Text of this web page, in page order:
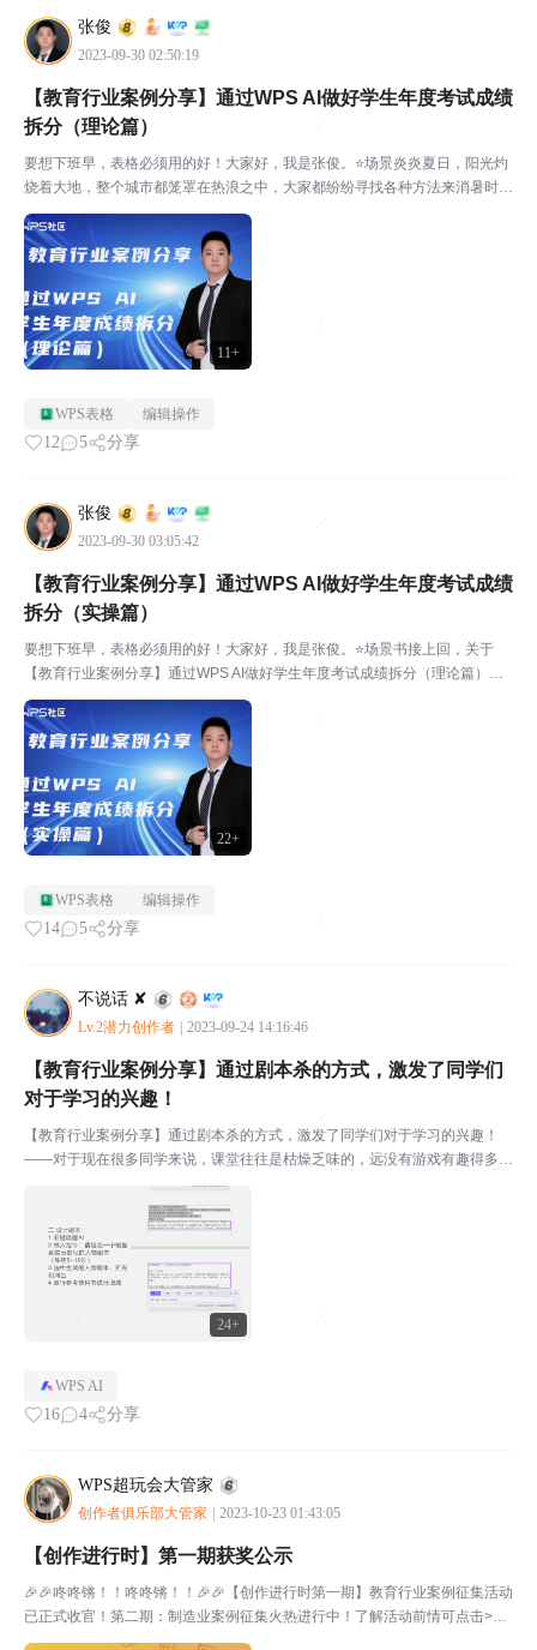
张俊
2023-09-30 02:50:19
11+
【教育行业案例分享】通过WPS AI做好学生年度考试成绩
拆分（理论篇）
要想下班早，表格必须用的好！大家好，我是张俊。⭐场景炎炎夏日，阳光灼
烧着大地，整个城市都笼罩在热浪之中，大家都纷纷寻找各种方法来消暑时，
突然接到了20年前的数学老师私信，现在是我曾经中学的教导主任，现在负
责八年级学生在2022年9月至今年6月份共10次考试...
WPS表格 编辑操作
12 5 分享
张俊
2023-09-30 03:05:42
22+
【教育行业案例分享】通过WPS AI做好学生年度考试成绩
拆分（实操篇）
要想下班早，表格必须用的好！大家好，我是张俊。⭐场景书接上回，关于
【教育行业案例分享】通过WPS AI做好学生年度考试成绩拆分（理论篇）的
帖子，收到许多宝子反映，希望出一期，关于如何将“原始数据源”处理成“修改
后数据源”的详细步骤，必须安排！今天它来了~表...
WPS表格 编辑操作
14 5 分享
不说话 ✘
Lv.2潜力创作者 2023-09-24 14:16:46
24+
【教育行业案例分享】通过剧本杀的方式，激发了同学们
对于学习的兴趣！
【教育行业案例分享】通过剧本杀的方式，激发了同学们对于学习的兴趣！
——对于现在很多同学来说，课堂往往是枯燥乏味的，远没有游戏有趣得多。
为了让课堂有趣，达到寓教于乐的境界，不少老师发明了许多创新的教学方
法，其中用剧本杀来激发同学们对课文的兴趣，引起了我的注意...
WPS AI
16 4 分享
WPS超玩会大管家
创作者俱乐部大管家 2023-10-23 01:43:05
【创作进行时】第一期获奖公示
🎉🎉咚咚锵！！咚咚锵！！🎉🎉【创作进行时第一期】教育行业案例征集活动
已正式收官！第二期：制造业案例征集火热进行中！了解活动前情可点击>>
【创作进行时】教师节献礼-教育案例征集🎈让我们一起来揭晓获奖情况！本